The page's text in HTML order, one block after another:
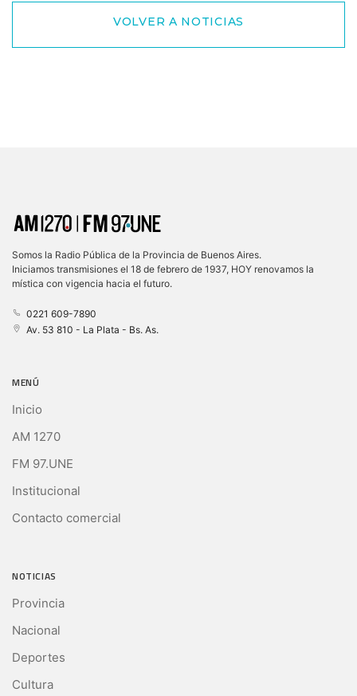
VOLVER A NOTICIAS
Somos la Radio Pública de la Provincia de Buenos Aires.
Iniciamos transmisiones el 18 de febrero de 1937, HOY renovamos la
mística con vigencia hacia el futuro.
0221 609-7890
Av. 53 810 - La Plata - Bs. As.
MENÚ
Inicio
AM 1270
FM 97.UNE
Institucional
Contacto comercial
NOTICIAS
Provincia
Nacional
Deportes
Cultura